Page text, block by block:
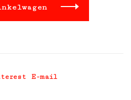
E-mail